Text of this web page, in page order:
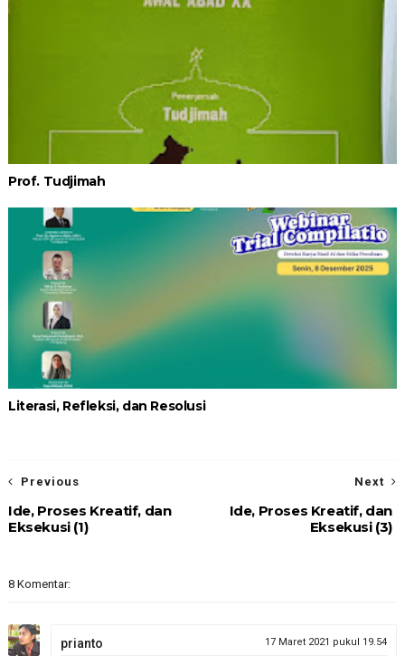
Prof. Tudjimah
Literasi, Refleksi, dan Resolusi
Next
Ide, Proses Kreatif, dan
Eksekusi (3)
Previous
Ide, Proses Kreatif, dan
Eksekusi (1)
8 Komentar:
prianto 17 Maret 2021 pukul 19.54